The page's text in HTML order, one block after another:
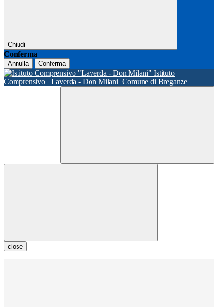
Chiudi
Conferma
Annulla Conferma
Istituto
Comprensivo
Laverda - Don Milani Comune di Breganze
close